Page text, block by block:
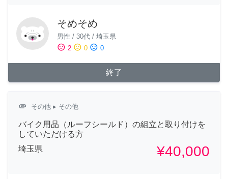
そめそめ
男性 / 30代 / 埼玉県
sentiment_satisfied 2 sentiment_neutral 0 sentiment_dissatisfied 0
終了
attachment その他 ▸ その他
バイク用品（ルーフシールド）の組立と取り付けを
していただける方
埼玉県
¥40,000